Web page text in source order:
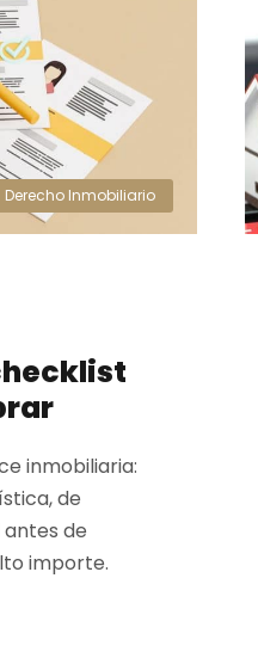
Derecho Inmobiliario
inmobiliaria:
de
de
importe.